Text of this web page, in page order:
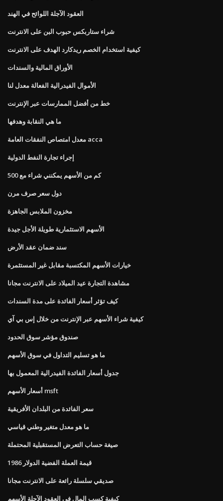
العقود الآجلة اللوائح في الهند
شراء ستاربكس حبوب البن على الانترنت
كيفية استخدام الخصم ريدكارد الهدف على الانترنت
الأوراق المالية والسندات
الأموال الفيدرالية الفعالة معدل لنا
خط من أفضل الممارسات عبر الإنترنت
ما هي النقابة وهدفها
معدل امتصاص النفقات العامة acca
إجراء تجارة النفط الدولية
كم من الأسهم يمكنني شراء مع 500
دول سعر صرف مرن
مخزون الملابس الجاهزة
الأسهم الاستثمارية طويلة الأجل جيدة
سند ضمان عقد الأرض
خيارات الأسهم المكتسبة مقابل غير المستثمرة
مشاهدة التجارة عيد الميلاد على الانترنت مجانا
كيف تؤثر أسعار الفائدة على مدة السندات
كيفية شراء الأسهم عبر الإنترنت من خلال إس بي آي
صندوق مؤشر سوق الحدود
ما هو تسليم التداول في سوق الأسهم
جدول أسعار الفائدة الفيدرالية المعمول بها
أسعار الأسهم msft
سعر الفائدة من البلدان الأفريقية
ما هو معدل متغير وطني قياسي
صيغة حساب التعرض المستقبلية المحتملة
قيمة العملة الفضية الدولار 1986
صديقي سلسلة رائعة على الانترنت مجانا
كيفية كسب المال في العقود الآجلة الأسهم